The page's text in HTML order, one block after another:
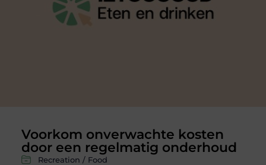
Voorkom onverwachte kosten
door een regelmatig onderhoud
Recreation / Food